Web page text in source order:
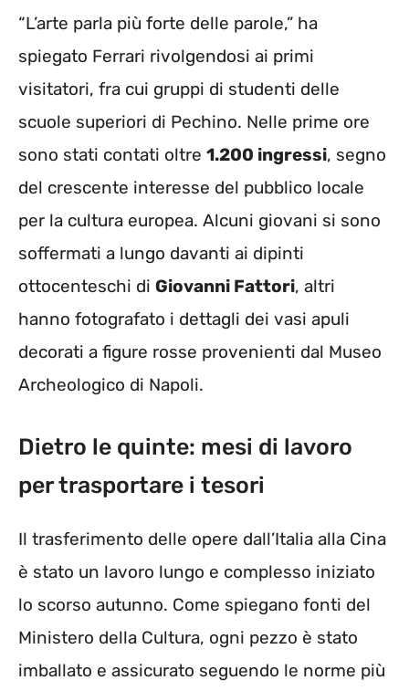
“L’arte parla più forte delle parole,” ha
spiegato Ferrari rivolgendosi ai primi
visitatori, fra cui gruppi di studenti delle
scuole superiori di Pechino. Nelle prime ore
sono stati contati oltre 1.200 ingressi, segno
del crescente interesse del pubblico locale
per la cultura europea. Alcuni giovani si sono
soffermati a lungo davanti ai dipinti
ottocenteschi di Giovanni Fattori, altri
hanno fotografato i dettagli dei vasi apuli
decorati a figure rosse provenienti dal Museo
Archeologico di Napoli.
Dietro le quinte: mesi di lavoro
per trasportare i tesori
Il trasferimento delle opere dall’Italia alla Cina
è stato un lavoro lungo e complesso iniziato
lo scorso autunno. Come spiegano fonti del
Ministero della Cultura, ogni pezzo è stato
imballato e assicurato seguendo le norme più